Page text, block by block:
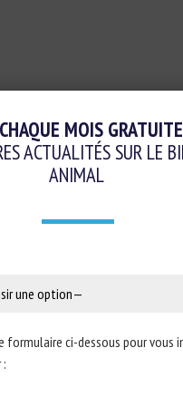
Réglementation
SHOWS
THE EU
: rapport publié par
MOIS
ACTUALITÉS SUR LE
ANIMAL
formulaire ci-dessous pour vous